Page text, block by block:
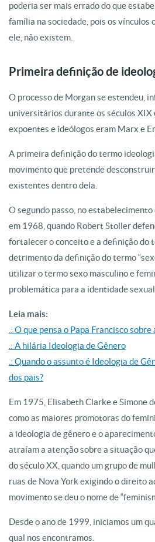
poderia ser mais errado do que
família na sociedade, pois os vínculos
ele, não existem.
Primeira definição de
O processo de Morgan se estendeu,
universitários durante os séculos XIX
expoentes e ideólogos eram Marx e
A primeira definição do termo
movimento que pretende
existentes dentro dela.
O segundo passo, no
em 1968, quando Robert Stoller
fortalecer o conceito e a definição do
detrimento da definição do termo
utilizar o termo sexo masculino e
problemática para a identidade
Leia mais:
.: O que pensa o Papa Francisco
.: A hilária Ideologia de Gênero
.: Quando o assunto é Ideologia de
dos pais?
Em 1975, Elisabeth Clarke e Simone
como as maiores promotoras do
a ideologia de gênero e o
atraíam a atenção sobre a situação
do século XX, quando um grupo de
ruas de Nova York exigindo o direito
movimento se deu o nome de
Desde o ano de 1999, iniciamos um
qual nos encontramos.